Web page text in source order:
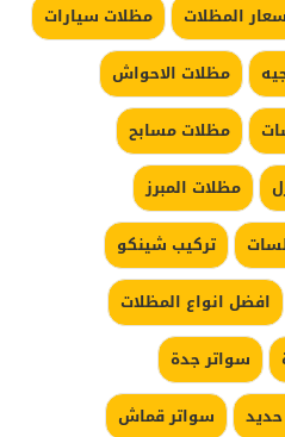
المظلات
مظلات سيارات
مظلات الاحواش
مظلات مسابح
مظلات المبرز
تركيب شينكو
افضل انواع المظلات
سواتر جدة
سواتر قماش